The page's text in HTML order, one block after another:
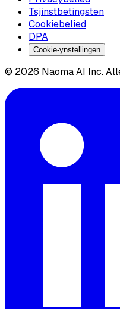
Tsjinstbetingsten
Cookiebelied
DPA
Cookie-ynstellingen
© 2026 Naoma AI Inc.